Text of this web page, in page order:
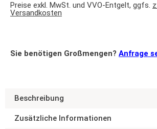
Preise exkl. MwSt. und VVO-Entgelt, ggfs.
Versandkosten
Sie benötigen Großmengen? Anfrage
Beschreibung
Zusätzliche Informationen